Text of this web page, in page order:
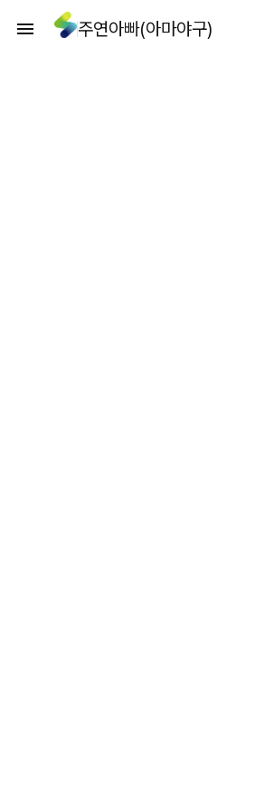
주연아빠(아마야구)